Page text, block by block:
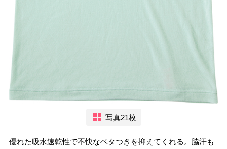
写真21枚
優れた吸水速乾性で不快なベタつきを抑えてくれる。脇汗も